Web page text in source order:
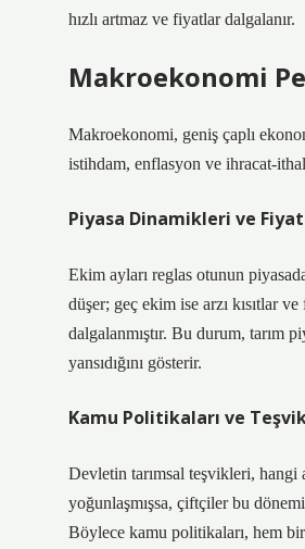
hızlı artmaz ve fiyatlar dalgalanır.
Makroekonomi
Makroekonomi, geniş çaplı
istihdam, enflasyon ve ihracat-
Piyasa Dinamikleri ve
Ekim ayları reglas otunun
düşer; geç ekim ise arzı kısıtlar
dalgalanmıştır. Bu durum, tarım
yansıdığını gösterir.
Kamu Politikaları ve
Devletin tarımsal teşvikleri, hangi
yoğunlaşmışsa, çiftçiler bu
Böylece kamu politikaları, hem